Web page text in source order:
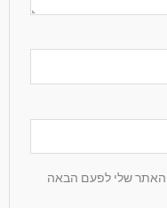
שלי לפעם הבאה